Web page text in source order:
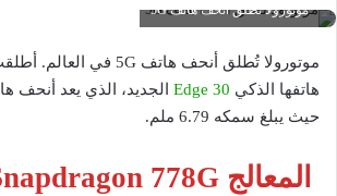
موتورولا تُطلق أنحف هاتف 5G
موتورولا تُطلق أنحف هاتف 5G في العالم. أطلقت شركة
هاتفها الذكي Edge 30
حيث يبلغ سمكه 6.79 ملم.
المعالج Snapdragon 778G+